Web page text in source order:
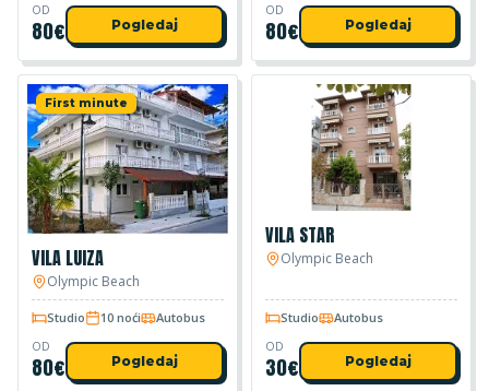
OD
80€ Pogledaj
OD
80€ Pogledaj
First minute
VILA LUIZA
Olympic Beach
Studio 10 noći Autobus
OD
80€ Pogledaj
VILA STAR
Olympic Beach
Studio Autobus
OD
30€ Pogledaj